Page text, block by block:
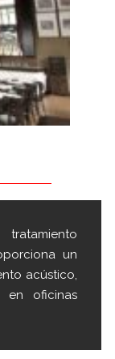
un
acústico,
en oficinas